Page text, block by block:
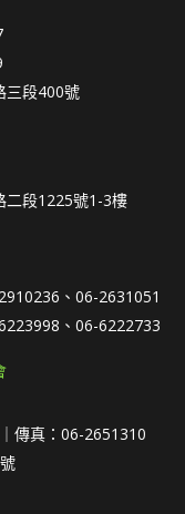
三段400號
二段1225號1-3樓
、06-2631051
、06-6222733
傳真：06-2651310